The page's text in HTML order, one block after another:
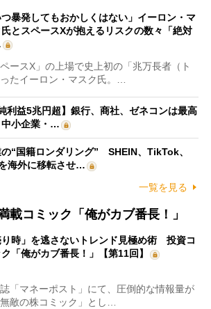
つ暴発してもおかしくはない」イーロン・マ
氏とスペースXが抱えるリスクの数々「絶対
ースX」の上場で史上初の「兆万長者（ト
たイーロン・マスク氏。…
利益5兆円超】銀行、商社、ゼネコンは最高
中小企業・…
“国籍ロンダリング” SHEIN、TikTok、
海外に移転させ…
一覧を見る
載コミック「俺がカブ番長！」
り時」を逃さないトレンド見極め術 投資コ
ク「俺がカブ番長！」【第11回】
「マネーポスト」にて、圧倒的な情報量が
敵の株コミック」とし…